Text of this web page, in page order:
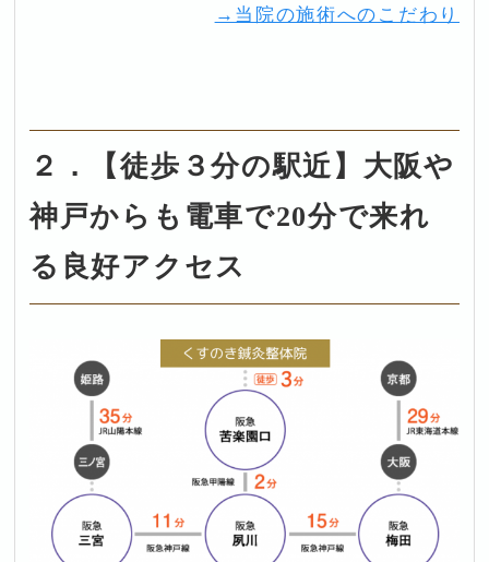
→当院の施術へのこだわり
２．【徒歩３分の駅近】大阪や
神戸からも電車で20分で来れ
る良好アクセス